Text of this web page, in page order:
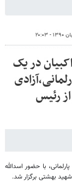
در یک
رئیس
با حضور اسدالله
بهشتی برگزار شد.